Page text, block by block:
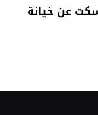
عن خيانة